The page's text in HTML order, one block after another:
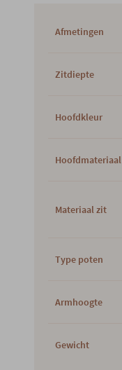
Afmetingen
Zitdiepte
Hoofdkleur
Hoofdmateriaal
Materiaal zit
Type poten
Armhoogte
Gewicht